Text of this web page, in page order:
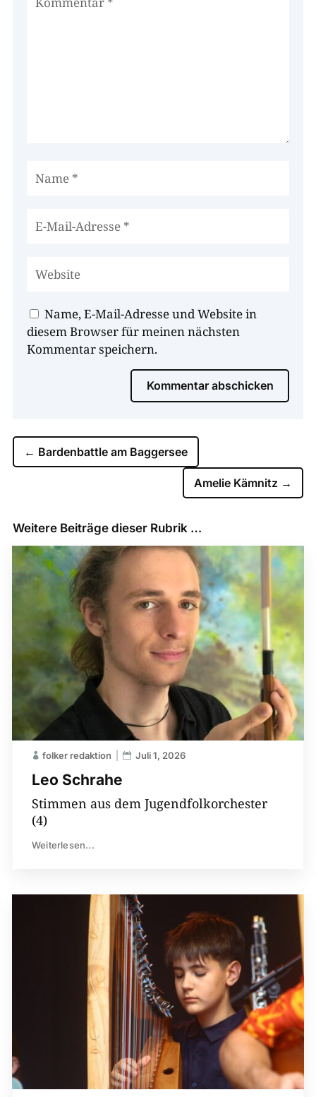
Name, E-Mail-Adresse und Website in
diesem Browser für meinen nächsten
Kommentar speichern.
Kommentar abschicken
← Bardenbattle am Baggersee
Amelie Kämnitz →
Weitere Beiträge dieser Rubrik …
Leo Schrahe
folker redaktion Juli 1, 2026
Stimmen aus dem Jugendfolkorchester
(4)
Weiterlesen...